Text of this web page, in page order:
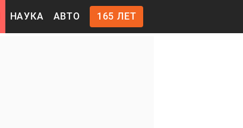
НАУКА АВТО 165 ЛЕТ